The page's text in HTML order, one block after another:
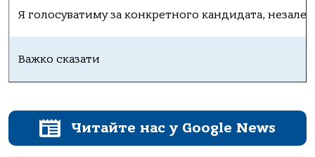
Я голосуватиму за конкретного кандидата,
Важко сказати
Читайте нас у Google News